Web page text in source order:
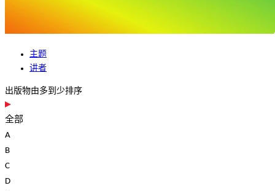
主题
讲者
出版物由多到少排序
全部
A
B
C
D